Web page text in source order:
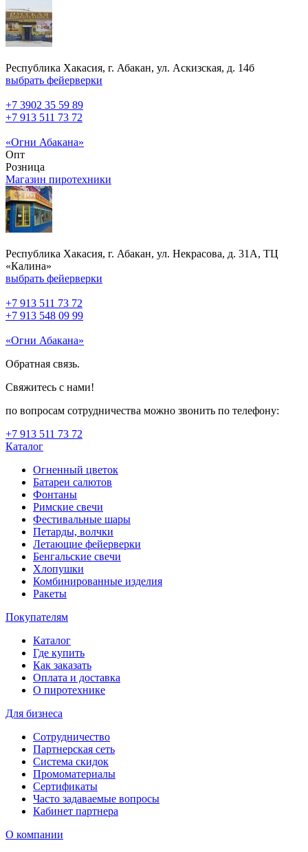
Республика Хакасия, г. Абакан, ул. Аскизская, д. 14б
выбрать фейерверки
+7 3902 35 59 89
+7 913 511 73 72
«Огни Абакана»
Опт
Розница
Магазин пиротехники
Республика Хакасия, г. Абакан, ул. Некрасова, д. 31А, ТЦ
«Калина»
выбрать фейерверки
+7 913 511 73 72
+7 913 548 09 99
«Огни Абакана»
Обратная связь.
Свяжитесь с нами!
по вопросам сотрудничества можно звонить по телефону:
+7 913 511 73 72
Каталог
Огненный цветок
Батареи салютов
Фонтаны
Римские свечи
Фестивальные шары
Петарды, волчки
Летающие фейерверки
Бенгальские свечи
Хлопушки
Комбинированные изделия
Ракеты
Покупателям
Каталог
Где купить
Как заказать
Оплата и доставка
О пиротехнике
Для бизнеса
Сотрудничество
Партнерская сеть
Система скидок
Промоматериалы
Сертификаты
Часто задаваемые вопросы
Кабинет партнера
О компании